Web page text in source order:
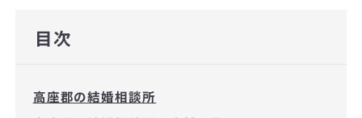
目次
高座郡の結婚相談所